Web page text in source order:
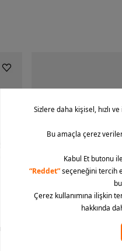
Nike Air Force 1 '07